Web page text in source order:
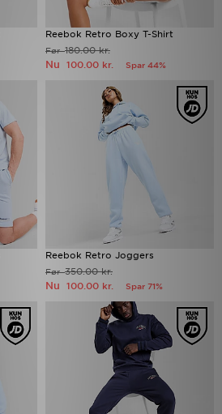
Reebok Retro Boxy T-Shirt
Før180.00 kr.
Nu 100.00 kr. Spar 44%
Reebok Retro Joggers
Før350.00 kr.
Nu 100.00 kr. Spar 71%